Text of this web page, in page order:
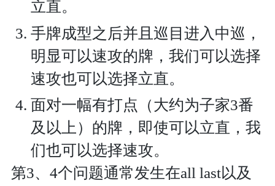
立直。
手牌成型之后并且巡目进入中巡，
明显可以速攻的牌，我们可以选择
速攻也可以选择立直。
面对一幅有打点（大约为子家3番
及以上）的牌，即使可以立直，我
们也可以选择速攻。
第3、4个问题通常发生在all last以及